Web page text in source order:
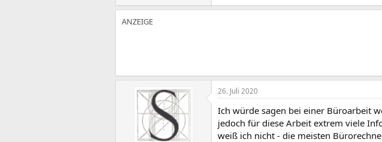
26. Juli 2020
Ich würde sagen bei einer Büroarbeit
jedoch für diese Arbeit extrem viele
weiß ich nicht - die meisten